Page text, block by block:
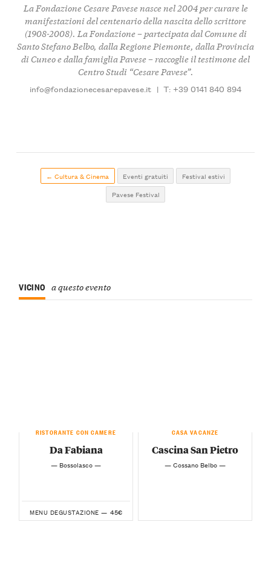
La Fondazione Cesare Pavese nasce nel 2004 per curare le
manifestazioni del centenario della nascita dello scrittore
(1908-2008). La Fondazione – partecipata dal Comune di
Santo Stefano Belbo, dalla Regione Piemonte, dalla Provincia
di Cuneo e dalla famiglia Pavese – raccoglie il testimone del
Centro Studi “Cesare Pavese”.
info@fondazionecesarepavese.it | T: +39 0141 840 894
← Cultura & Cinema Eventi gratuiti
Festival estivi
Pavese Festival
VICINO a questo evento
RISTORANTE CON CAMERE
Da Fabiana
— Bossolasco —
MENU DEGUSTAZIONE — 45€
CASA VACANZE
Cascina San Pietro
— Cossano Belbo —